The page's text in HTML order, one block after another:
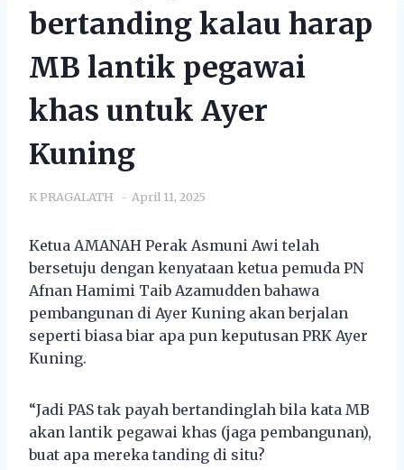
bertanding kalau harap
MB lantik pegawai
khas untuk Ayer
Kuning
K PRAGALATH April 11, 2025
Ketua AMANAH Perak Asmuni Awi telah
bersetuju dengan kenyataan ketua pemuda PN
Afnan Hamimi Taib Azamudden bahawa
pembangunan di Ayer Kuning akan berjalan
seperti biasa biar apa pun keputusan PRK Ayer
Kuning.
“Jadi PAS tak payah bertandinglah bila kata MB
akan lantik pegawai khas (jaga pembangunan),
buat apa mereka tanding di situ?